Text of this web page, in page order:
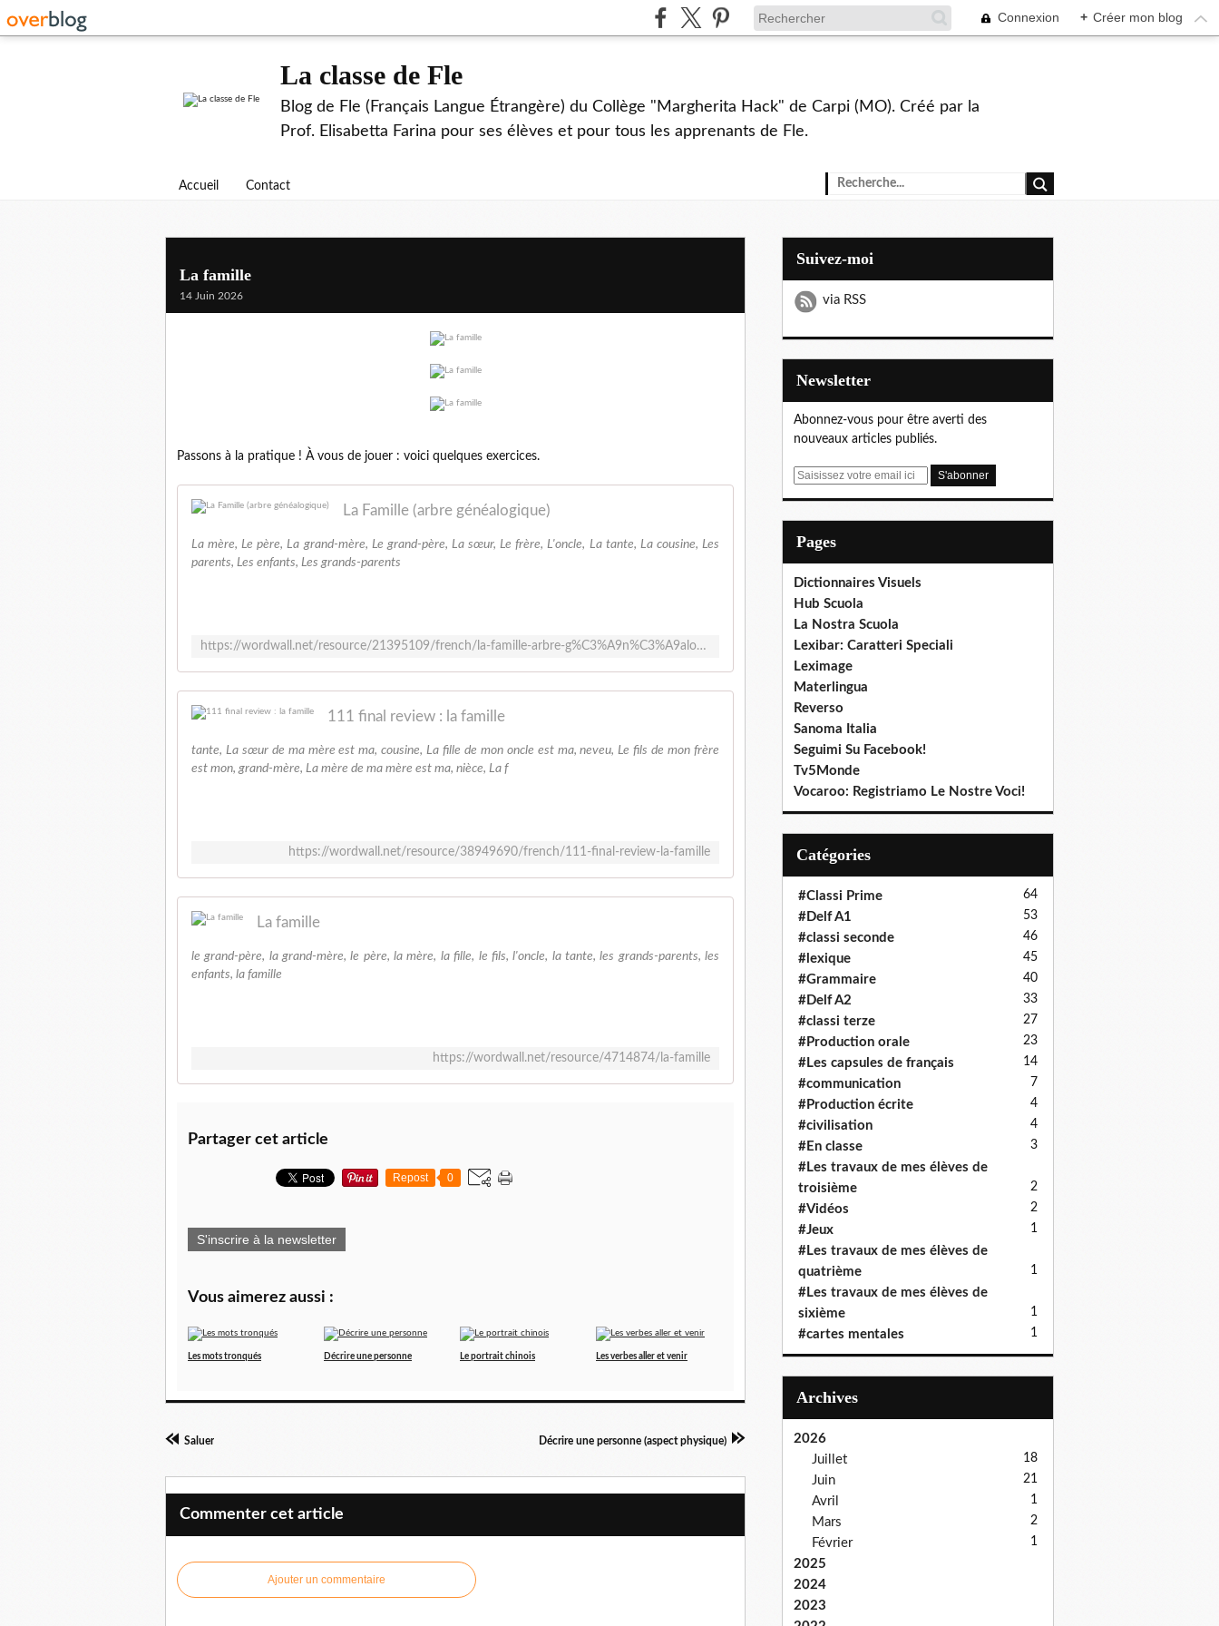
Connexion + Créer mon blog
La classe de Fle
Blog de Fle (Français Langue Étrangère) du Collège "Margherita Hack" de Carpi (MO). Créé par la
Prof. Elisabetta Farina pour ses élèves et pour tous les apprenants de Fle.
Accueil Contact
La famille
14 Juin 2026
Passons à la pratique ! À vous de jouer : voici quelques exercices.
La Famille (arbre généalogique)
La mère, Le père, La grand-mère, Le grand-père, La sœur, Le frère, L'oncle, La tante, La cousine, Les
parents, Les enfants, Les grands-parents
https://wordwall.net/resource/21395109/french/la-famille-arbre-g%C3%A9n%C3%A9alogique
111 final review : la famille
tante, La sœur de ma mère est ma, cousine, La fille de mon oncle est ma, neveu, Le fils de mon frère
est mon, grand-mère, La mère de ma mère est ma, nièce, La f
https://wordwall.net/resource/38949690/french/111-final-review-la-famille
La famille
le grand-père, la grand-mère, le père, la mère, la fille, le fils, l'oncle, la tante, les grands-parents, les
enfants, la famille
https://wordwall.net/resource/4714874/la-famille
Partager cet article
Repost 0
S'inscrire à la newsletter
Vous aimerez aussi :
Les mots tronqués Décrire une personne Le portrait chinois Les verbes aller et venir
Saluer Décrire une personne (aspect physique)
Commenter cet article
Ajouter un commentaire
Suivez-moi
via RSS
Newsletter
Abonnez-vous pour être averti des
nouveaux articles publiés.
E
Pages
Dictionnaires Visuels
Hub Scuola
La Nostra Scuola
Lexibar: Caratteri Speciali
Leximage
Materlingua
Reverso
Sanoma Italia
Seguimi Su Facebook!
Tv5Monde
Vocaroo: Registriamo Le Nostre Voci!
Catégories
#Classi Prime 64
#Delf A1 53
#classi seconde 46
#lexique 45
#Grammaire 40
#Delf A2 33
#classi terze 27
#Production orale 23
#Les capsules de français 14
#communication 7
#Production écrite 4
#civilisation 4
#En classe 3
#Les travaux de mes élèves de
troisième
2
#Vidéos 2
#Jeux 1
#Les travaux de mes élèves de
quatrième
1
#Les travaux de mes élèves de
sixième
1
#cartes mentales 1
Archives
2026
Juillet
18
Juin 21
Avril 1
Mars 2
Février 1
2025
2024
2023